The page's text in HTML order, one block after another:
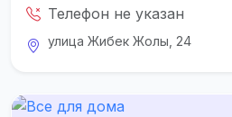
Телефон не указан
улица Жибек Жолы, 24